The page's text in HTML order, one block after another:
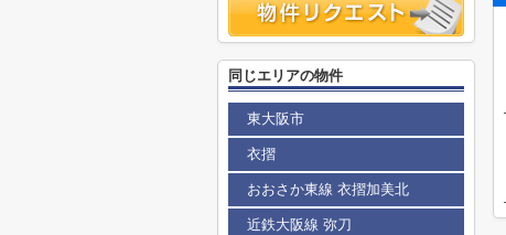
同じエリアの物件
東大阪市
衣摺
おおさか東線 衣摺加美北
近鉄大阪線 弥刀